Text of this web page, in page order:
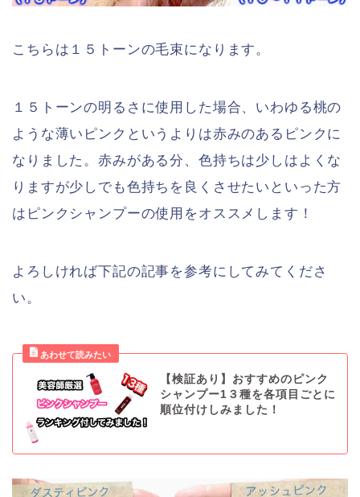
こちらは１５トーンの毛束になります。
１５トーンの明るさに使用した場合、いわゆる桃の
ような薄いピンクというよりは赤みのあるピンクに
なりました。赤みがある分、色持ちは少しはよくな
りますが少しでも色持ちを良くさせたいといった方
はピンクシャンプーの使用をオススメします！
よろしければ下記の記事を参考にしてみてくださ
い。
【検証あり】おすすめのピンク
シャンプー1３種を各項目ごとに
順位付けしみました！